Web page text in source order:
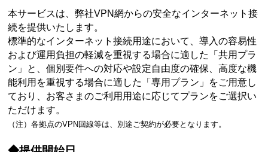
本サービスは、弊社VPN網からの安全なインターネット接
続を提供いたします。
標準的なインターネット接続用途において、導入の容易性
および運用負担の軽減を重視する場合に適した「共用プラ
ン」と、個別要件への対応や設定自由度の確保、高度な機
能利用を重視する場合に適した「専用プラン」をご用意し
ており、お客さまのご利用用途に応じてプランをご選択い
ただけます。
（注）各拠点のVPN回線等は、別途ご契約が必要となります。